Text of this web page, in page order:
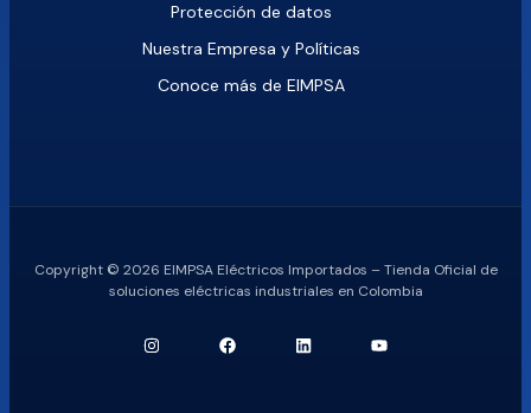
Protección de datos
Nuestra Empresa y Políticas
Conoce más de EIMPSA
Copyright © 2026 EIMPSA Eléctricos Importados – Tienda Oficial de
soluciones eléctricas industriales en Colombia